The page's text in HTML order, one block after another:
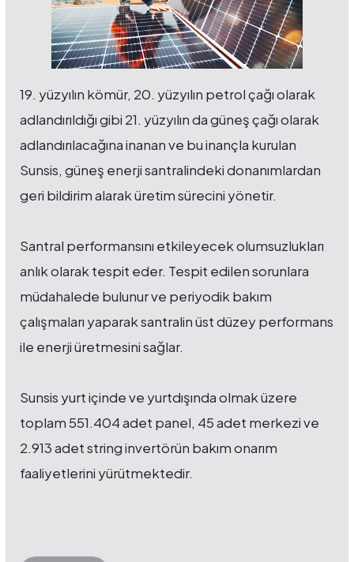
19. yüzyılın kömür, 20. yüzyılın petrol çağı olarak
adlandırıldığı gibi 21. yüzyılın da güneş çağı olarak
adlandırılacağına inanan ve bu inançla kurulan
Sunsis, güneş enerji santralindeki donanımlardan
geri bildirim alarak üretim sürecini yönetir.
Santral performansını etkileyecek olumsuzlukları
anlık olarak tespit eder. Tespit edilen sorunlara
müdahalede bulunur ve periyodik bakım
çalışmaları yaparak santralin üst düzey performans
ile enerji üretmesini sağlar.
Sunsis yurt içinde ve yurtdışında olmak üzere
toplam 551.404 adet panel, 45 adet merkezi ve
2.913 adet string invertörün bakım onarım
faaliyetlerini yürütmektedir.